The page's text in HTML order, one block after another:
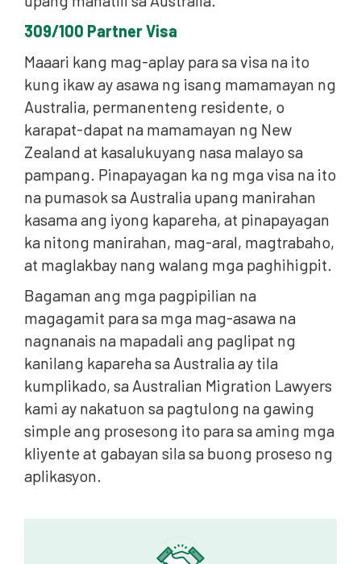
309/100 Partner Visa
Maaari kang mag-aplay para sa visa na ito
kung ikaw ay asawa ng isang mamamayan ng
Australia, permanenteng residente, o
karapat-dapat na mamamayan ng New
Zealand at kasalukuyang nasa malayo sa
pampang. Pinapayagan ka ng mga visa na ito
na pumasok sa Australia upang manirahan
kasama ang iyong kapareha, at pinapayagan
ka nitong manirahan, mag-aral, magtrabaho,
at maglakbay nang walang mga paghihigpit.
Bagaman ang mga pagpipilian na
magagamit para sa mga mag-asawa na
nagnanais na mapadali ang paglipat ng
kanilang kapareha sa Australia ay tila
kumplikado, sa Australian Migration Lawyers
kami ay nakatuon sa pagtulong na gawing
simple ang prosesong ito para sa aming mga
kliyente at gabayan sila sa buong proseso ng
aplikasyon.